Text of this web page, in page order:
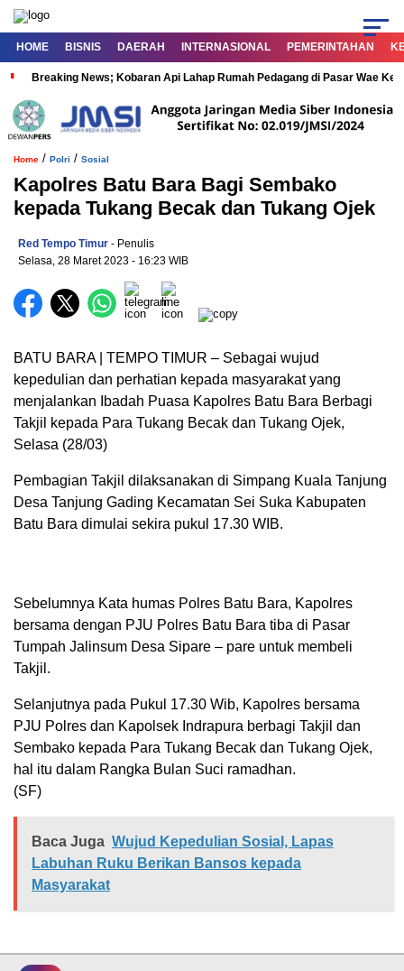
HOME BISNIS DAERAH INTERNASIONAL PEMERINTAHAN
Breaking News; Kobaran Api Lahap Rumah Pedagang di Pasar Wae
Home / Polri / Sosial
Kapolres Batu Bara Bagi Sembako
kepada Tukang Becak dan Tukang Ojek
Red Tempo Timur - Penulis
Selasa, 28 Maret 2023 - 16:23 WIB
BATU BARA | TEMPO TIMUR – Sebagai wujud
kepedulian dan perhatian kepada masyarakat yang
menjalankan Ibadah Puasa Kapolres Batu Bara Berbagi
Takjil kepada Para Tukang Becak dan Tukang Ojek,
Selasa (28/03)
Pembagian Takjil dilaksanakan di Simpang Kuala Tanjung
Desa Tanjung Gading Kecamatan Sei Suka Kabupaten
Batu Bara dimulai sekira pukul 17.30 WIB.
Sebelumnya Kata humas Polres Batu Bara, Kapolres
bersama dengan PJU Polres Batu Bara tiba di Pasar
Tumpah Jalinsum Desa Sipare – pare untuk membeli
Takjil.
Selanjutnya pada Pukul 17.30 Wib, Kapolres bersama
PJU Polres dan Kapolsek Indrapura berbagi Takjil dan
Sembako kepada Para Tukang Becak dan Tukang Ojek,
hal itu dalam Rangka Bulan Suci ramadhan.
(SF)
Baca Juga Wujud Kepedulian Sosial, Lapas
Labuhan Ruku Berikan Bansos kepada
Masyarakat